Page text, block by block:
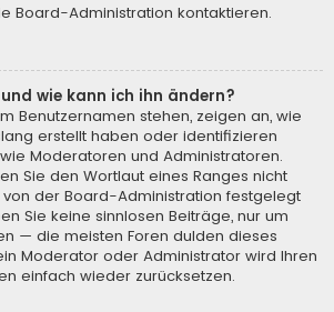
Board-Administration kontaktieren.
wie kann ich ihn ändern?
Benutzernamen stehen, zeigen an, wie
erstellt haben oder identifizieren
Moderatoren und Administratoren.
Sie den Wortlaut eines Ranges nicht
der Board-Administration festgelegt
Sie keine sinnlosen Beiträge, nur um
— die meisten Foren dulden dieses
Moderator oder Administrator wird Ihren
einfach wieder zurücksetzen.